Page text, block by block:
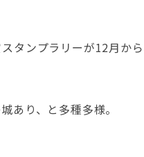
タンプラリーが12月か
あり、と多種多様。